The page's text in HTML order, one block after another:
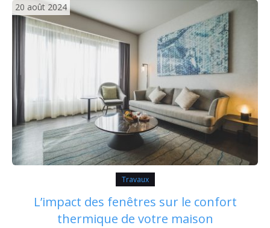
20 août 2024
Travaux
L’impact des fenêtres sur le confort
thermique de votre maison